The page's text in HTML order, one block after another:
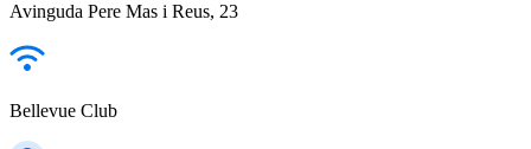
Avinguda Pere Mas i Reus, 23
Bellevue Club